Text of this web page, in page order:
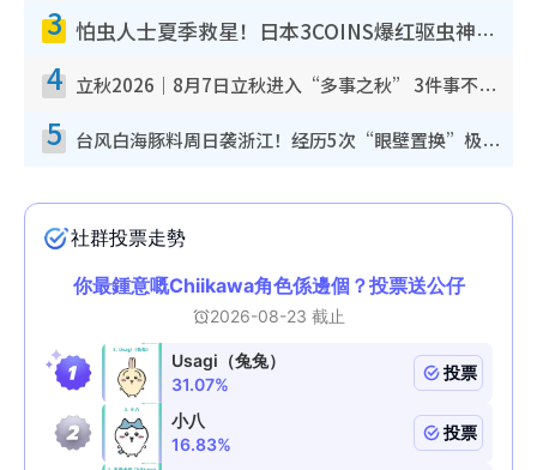
3 怕虫人士夏季救星！日本3COINS爆红驱虫神器$45起 1招“全程免触碰”轻松搞定小强
4 立秋2026｜8月7日立秋进入“多事之秋” 3件事不可做！专家教6招开运 清杂物／钱包纳气接好运
5 台风白海豚料周日袭浙江！经历5次“眼壁置换”极罕见 成登陆内地最长途台风